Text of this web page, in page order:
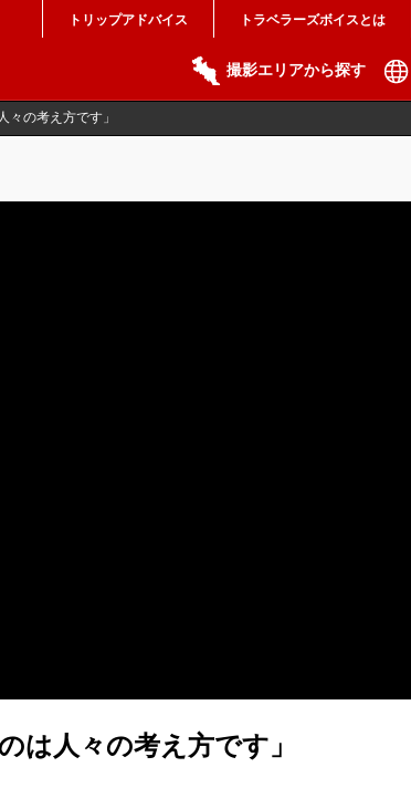
トリップアドバイス トラベラーズボイスとは
撮影エリアから探す
々の考え方です」
は人々の考え方です」